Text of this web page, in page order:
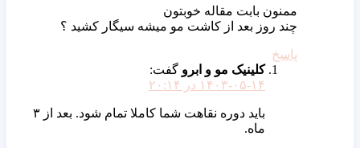
ممنون بابت مقاله خوبتون
چند روز بعد از کاشت مو میشه سیگار کشید ؟
پاسخ
کلینیک مو و ابرو گفت:
۱۴۰۳-۰۵-۱۴ در ۲۰:۱۴
باید دوره نقاهت شما کاملا تمام شود. بعد از ۳
ماه.